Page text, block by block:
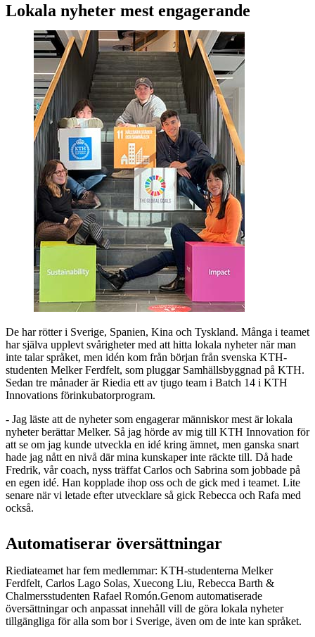
Lokala nyheter mest engagerande
De har rötter i Sverige, Spanien, Kina och Tyskland. Många i teamet
har själva upplevt svårigheter med att hitta lokala nyheter när man
inte talar språket, men idén kom från början från svenska KTH-
studenten Melker Ferdfelt, som pluggar Samhällsbyggnad på KTH.
Sedan tre månader är Riedia ett av tjugo team i Batch 14 i KTH
Innovations förinkubatorprogram.
- Jag läste att de nyheter som engagerar människor mest är lokala
nyheter berättar Melker. Så jag hörde av mig till KTH Innovation för
att se om jag kunde utveckla en idé kring ämnet, men ganska snart
hade jag nått en nivå där mina kunskaper inte räckte till. Då hade
Fredrik, vår coach, nyss träffat Carlos och Sabrina som jobbade på
en egen idé. Han kopplade ihop oss och de gick med i teamet. Lite
senare när vi letade efter utvecklare så gick Rebecca och Rafa med
också.
Automatiserar översättningar
Riediateamet har fem medlemmar: KTH-studenterna Melker
Ferdfelt, Carlos Lago Solas, Xuecong Liu, Rebecca Barth &
Chalmersstudenten Rafael Romón.Genom automatiserade
översättningar och anpassat innehåll vill de göra lokala nyheter
tillgängliga för alla som bor i Sverige, även om de inte kan språket.